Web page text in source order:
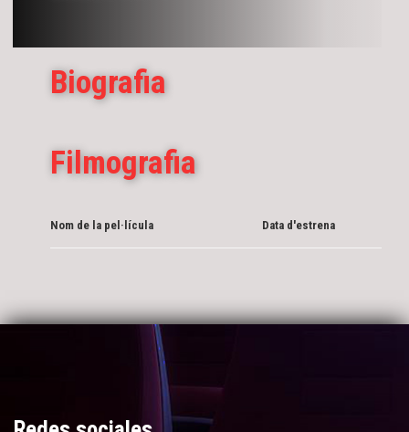
Biografia
Filmografia
Nom de la pel·lícula Data d'estrena